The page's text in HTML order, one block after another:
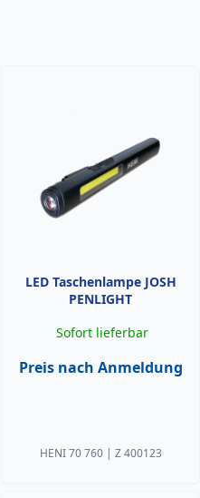
LED Taschenlampe JOSH
PENLIGHT
Sofort lieferbar
Preis nach Anmeldung
HENI 70 760 | Z 400123